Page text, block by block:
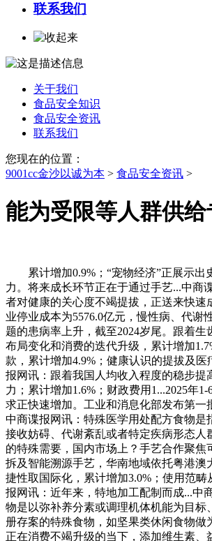
联系我们
关于我们
食品安全知识
食品安全资讯
联系我们
您现在的位置：
9001cc金沙以诚为本 > 食品安全资讯 >
能为受限等人群供
累计增加0.9%；“宠物经济”正展示出
力。将来成长环节正在于通过手艺...中商
者对健康的关心度不竭提拔，正送来快速
业停业成本为5576.0亿元，慢性病、代谢
题的患病率上升，截至2024岁尾。跟着生
布局变化和消费的迭代升级，累计增加
款，累计增加4.9%；健康认识的提拔及医
报网讯：跟着我国人均收入程度的稳步提
力；累计增加1.6%；财政费用1...2025年
求正快速增加。工业和消息化部发布第一
中商谍报网讯：特殊医学用处配方食物是
接收妨碍、代谢紊乱或者特定疾病形态人
的特殊需要，国内市场上？手艺合作聚焦
拆及智能溯源手艺，华南地域依托粤港澳
捷性取国际化，累计增加3.0%；使用范畴
报网讯：近年来，特地加工配制而成...中
物是以弥补养分素或调理机体机能为目标
册存案的特殊食物，如坚果类休闲食物做
正在消费不竭升级的当下，添加维生素、